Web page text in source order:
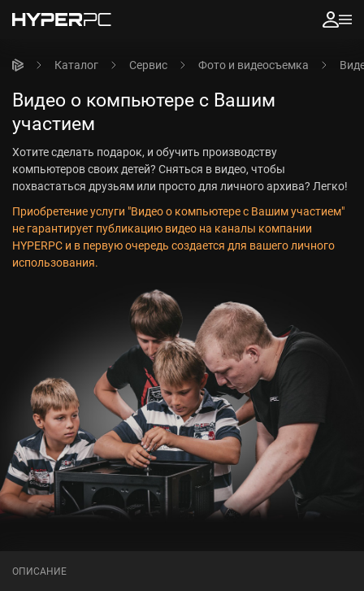
Каталог Сервис Фото и видеосъемка
Видео о компьютере с Вашим
участием
Хотите сделать подарок, и обучить производству
компьютеров своих детей? Сняться в видео, чтобы
похвастаться друзьям или просто для личного архива? Легко!
Приобретение услуги "Видео о компьютере с Вашим участием"
не гарантирует публикацию видео на каналы компании
HYPERPC и в первую очередь создается для вашего личного
использования.
ОПИСАНИЕ